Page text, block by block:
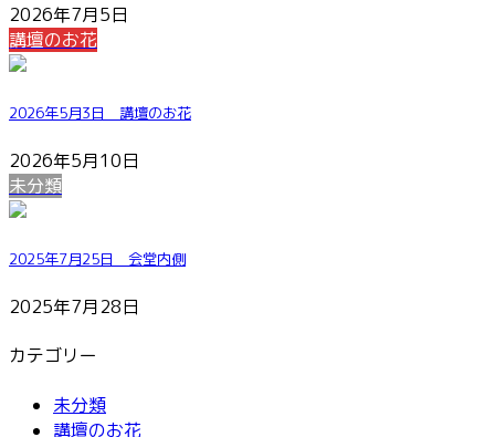
2026年7月5日
講壇のお花
2026年5月3日 講壇のお花
2026年5月10日
未分類
2025年7月25日 会堂内側
2025年7月28日
カテゴリー
未分類
講壇のお花